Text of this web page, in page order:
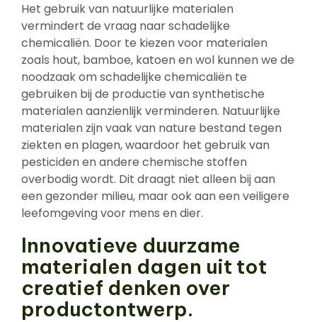
Het gebruik van natuurlijke materialen
vermindert de vraag naar schadelijke
chemicaliën. Door te kiezen voor materialen
zoals hout, bamboe, katoen en wol kunnen we de
noodzaak om schadelijke chemicaliën te
gebruiken bij de productie van synthetische
materialen aanzienlijk verminderen. Natuurlijke
materialen zijn vaak van nature bestand tegen
ziekten en plagen, waardoor het gebruik van
pesticiden en andere chemische stoffen
overbodig wordt. Dit draagt niet alleen bij aan
een gezonder milieu, maar ook aan een veiligere
leefomgeving voor mens en dier.
Innovatieve duurzame
materialen dagen uit tot
creatief denken over
productontwerp.